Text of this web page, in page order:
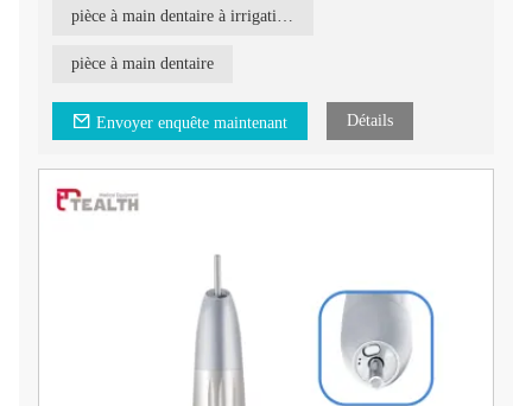
pièce à main dentaire à irrigation interne
pièce à main dentaire
Envoyer enquête maintenant Détails